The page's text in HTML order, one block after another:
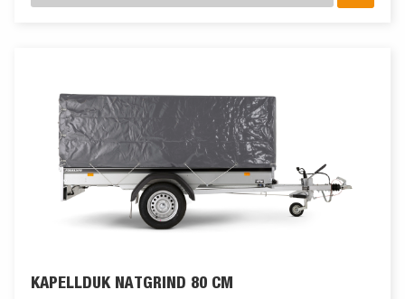
KAPELLDUK NÄTGRIND 80 CM